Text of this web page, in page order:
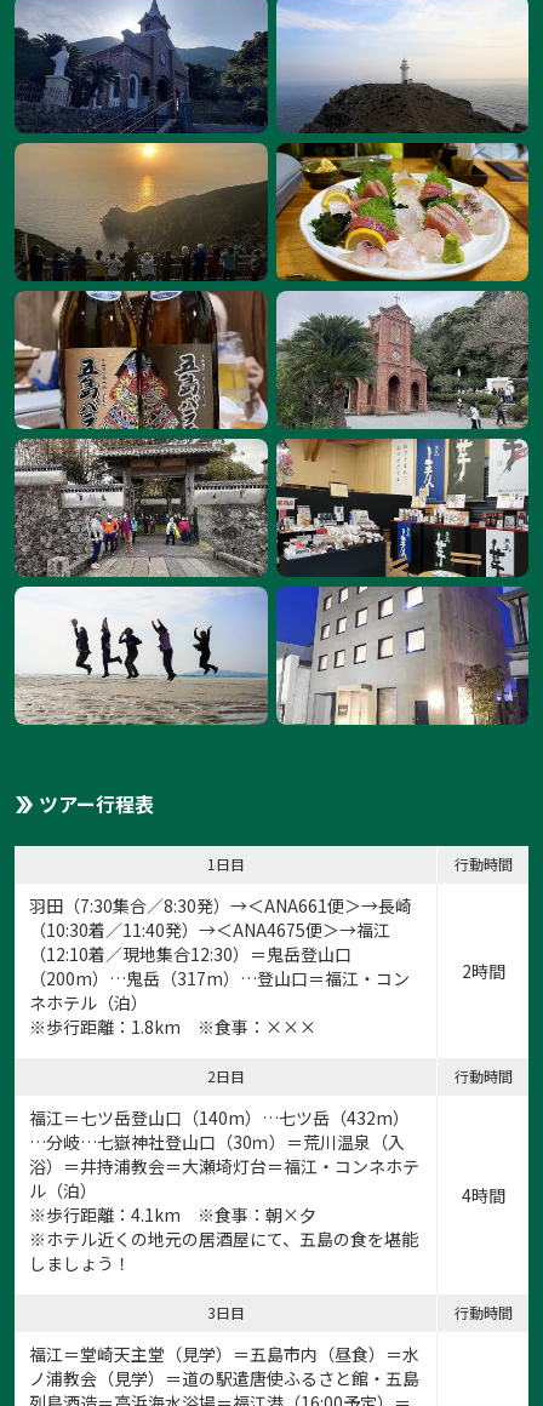
ツアー行程表
1日目 行動時間
羽田（7:30集合／8:30発）→＜ANA661便＞→長崎
（10:30着／11:40発）→＜ANA4675便＞→福江
（12:10着／現地集合12:30）＝鬼岳登山口
（200m）…鬼岳（317m）…登山口＝福江・コン
ネホテル（泊）
※歩行距離：1.8km ※食事：×××
2時間
2日目 行動時間
福江＝七ツ岳登山口（140m）…七ツ岳（432m）
…分岐…七嶽神社登山口（30ｍ）＝荒川温泉（入
浴）＝井持浦教会＝大瀬埼灯台＝福江・コンネホテ
ル（泊）
※歩行距離：4.1km ※食事：朝×夕
※ホテル近くの地元の居酒屋にて、五島の食を堪能
しましょう！
4時間
3日目 行動時間
福江＝堂崎天主堂（見学）＝五島市内（昼食）＝水
ノ浦教会（見学）＝道の駅遣唐使ふるさと館・五島